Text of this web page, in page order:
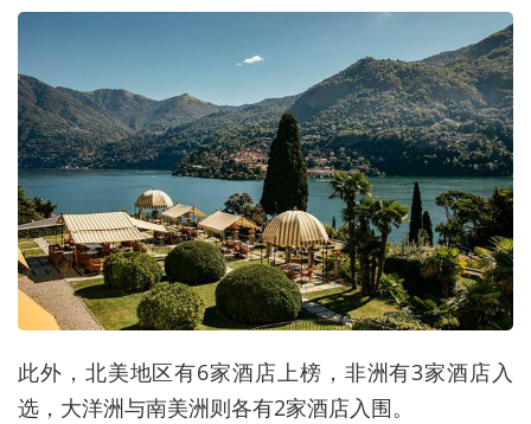
此外，北美地区有6家酒店上榜，非洲有3家酒店入
选，大洋洲与南美洲则各有2家酒店入围。